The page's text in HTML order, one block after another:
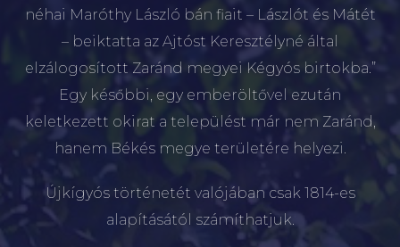
néhai Maróthy László bán fiait – Lászlót és Mátét
– beiktatta az Ajtóst Keresztélyné által
elzálogosított Zaránd megyei Kégyós birtokba.”
Egy későbbi, egy emberöltővel ezután
keletkezett okirat a települést már nem Zaránd,
hanem Békés megye területére helyezi.
Újkígyós történetét valójában csak 1814-es
alapításától számíthatjuk.